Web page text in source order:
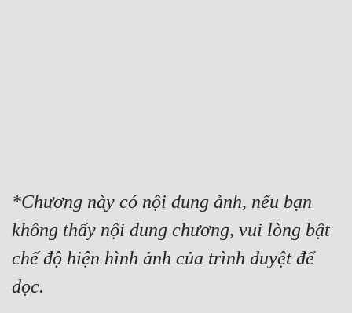
Cung Đấu
Cạnh Kỹ
*Chương này có nội dung ảnh, nếu bạn
không thấy nội dung chương, vui lòng bật
chế độ hiện hình ảnh của trình duyệt để
đọc.